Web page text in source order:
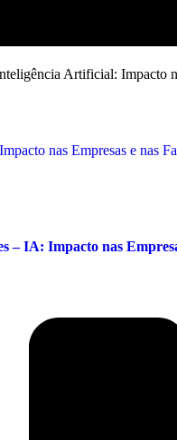
Artificial: Impacto
– IA: Impacto nas